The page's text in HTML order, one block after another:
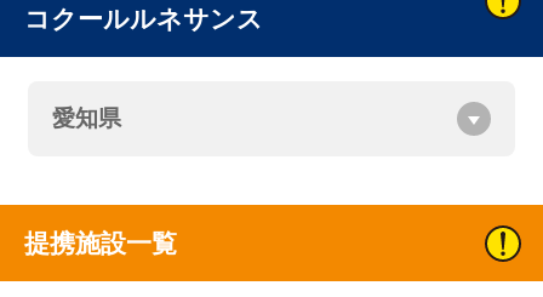
コクールルネサンス
愛知県
提携施設一覧